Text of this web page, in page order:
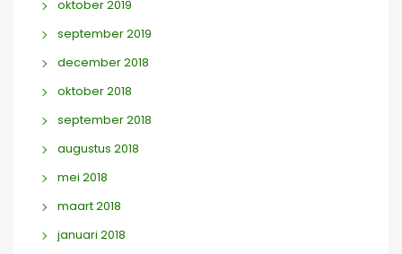
oktober 2019
september 2019
december 2018
oktober 2018
september 2018
augustus 2018
mei 2018
maart 2018
januari 2018